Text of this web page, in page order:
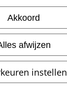
Akkoord
afwijzen
instellen
B.V.